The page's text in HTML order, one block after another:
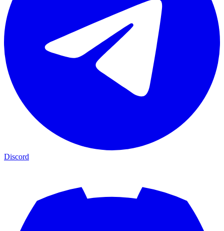
Discord